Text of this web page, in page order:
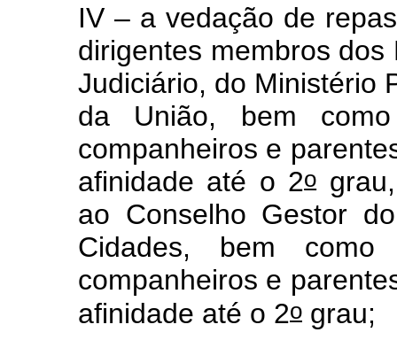
IV – a vedação de
dirigentes membros
Judiciário, do Ministério
da União, bem
companheiros e
afinidade até o 2ograu,
ao Conselho Gestor
Cidades, bem como
companheiros e
afinidade até o 2o grau;